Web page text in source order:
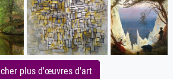
plus d'œuvres d'art